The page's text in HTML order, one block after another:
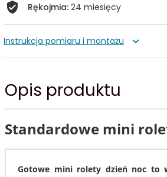
Rękojmia: 24 miesięcy
Instrukcja pomiaru i montażu
Opis produktu
Standardowe mini
Gotowe mini rolety dzień noc to